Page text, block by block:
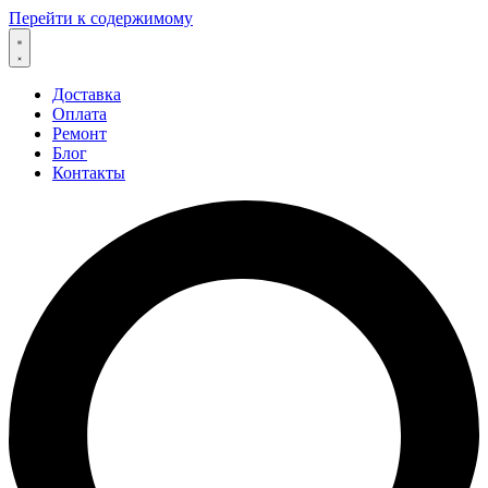
Перейти к содержимому
Доставка
Оплата
Ремонт
Блог
Контакты